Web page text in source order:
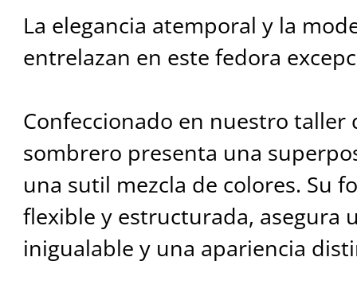
La elegancia atemporal y la
entrelazan en este fedora
Confeccionado en nuestro taller
sombrero presenta una
una sutil mezcla de colores. Su
flexible y estructurada, asegura
inigualable y una apariencia